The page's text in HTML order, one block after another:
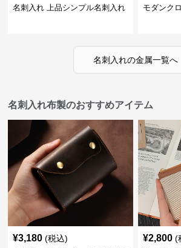
名刺入れ 上品シンプル名刺入れ モダンク
名刺入れの金属一覧へ
名刺入れ布製のおすすめアイテム
¥3,180 (税込) ¥2,800 (